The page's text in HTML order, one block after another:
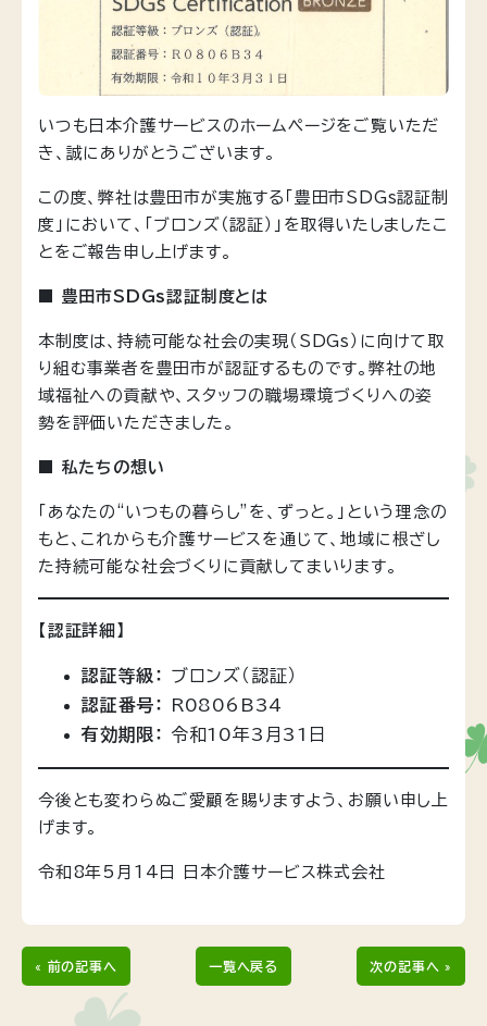
いつも日本介護サービスのホームページをご覧いただ
き、誠にありがとうございます。
この度、弊社は豊田市が実施する「豊田市SDGs認証制
度」において、「ブロンズ（認証）」を取得いたしましたこ
とをご報告申し上げます。
■ 豊田市SDGs認証制度とは
本制度は、持続可能な社会の実現（SDGs）に向けて取
り組む事業者を豊田市が認証するものです。弊社の地
域福祉への貢献や、スタッフの職場環境づくりへの姿
勢を評価いただきました。
■ 私たちの想い
「あなたの“いつもの暮らし”を、ずっと。」という理念の
もと、これからも介護サービスを通じて、地域に根ざし
た持続可能な社会づくりに貢献してまいります。
【認証詳細】
認証等級：
ブロンズ（認証）
認証番号：
R0806B34
有効期限：
令和10年3月31日
今後とも変わらぬご愛顧を賜りますよう、お願い申し上
げます。
令和8年5月14日 日本介護サービス株式会社
« 前の記事へ 一覧へ戻る 次の記事へ »